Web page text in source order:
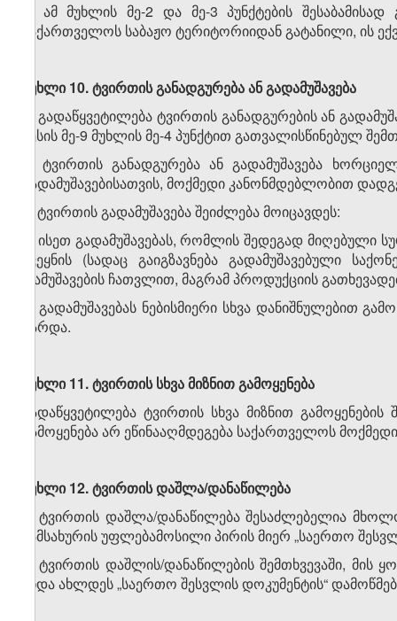
4. ამ მუხლის მე-2 და მე-3 პუნქტების
საქართველოს საბაჟო ტერიტორიიდან გატანილი, ის
მუხლი 10.ტვირთისგანადგურებაანგადამუშავება
1. გადაწყვეტილება ტვირთის განადგურების ან
წესის მე-9 მუხლის მე-4 პუნქტით გათვალისწინებულ
2. ტვირთის განადგურება ან გადამუშავება
გადამუშავებისათვის, მოქმედი კანონმდებლობით
3. ტვირთის გადამუშავება შეიძლება მოიცავდეს:
ა) ისეთ გადამუშავებას, რომლის შედეგად მიღებული
ქვეყნის (სადაც გაიგზავნება გადამუშავებული
დამუშავების ჩათვლით, მაგრამ პროდუქციის
ბ) გადამუშავებას ნებისმიერი სხვა დანიშნულებით
გარდა.
მუხლი 11.ტვირთისსხვამიზნითგამოყენება
გადაწყვეტილება ტვირთის სხვა მიზნით
გამოყენება არ ეწინააღმდეგება საქართველოს
მუხლი 12.ტვირთისდაშლა/დანაწილება
1. ტვირთის დაშლა/დანაწილება შესაძლებელია
სამსახურის უფლებამოსილი პირის მიერ „საერთო
2. ტვირთის დაშლის/დანაწილების შემთხვევაში,
უნდა ახლდეს „საერთო შესვლის დოკუმენტის“